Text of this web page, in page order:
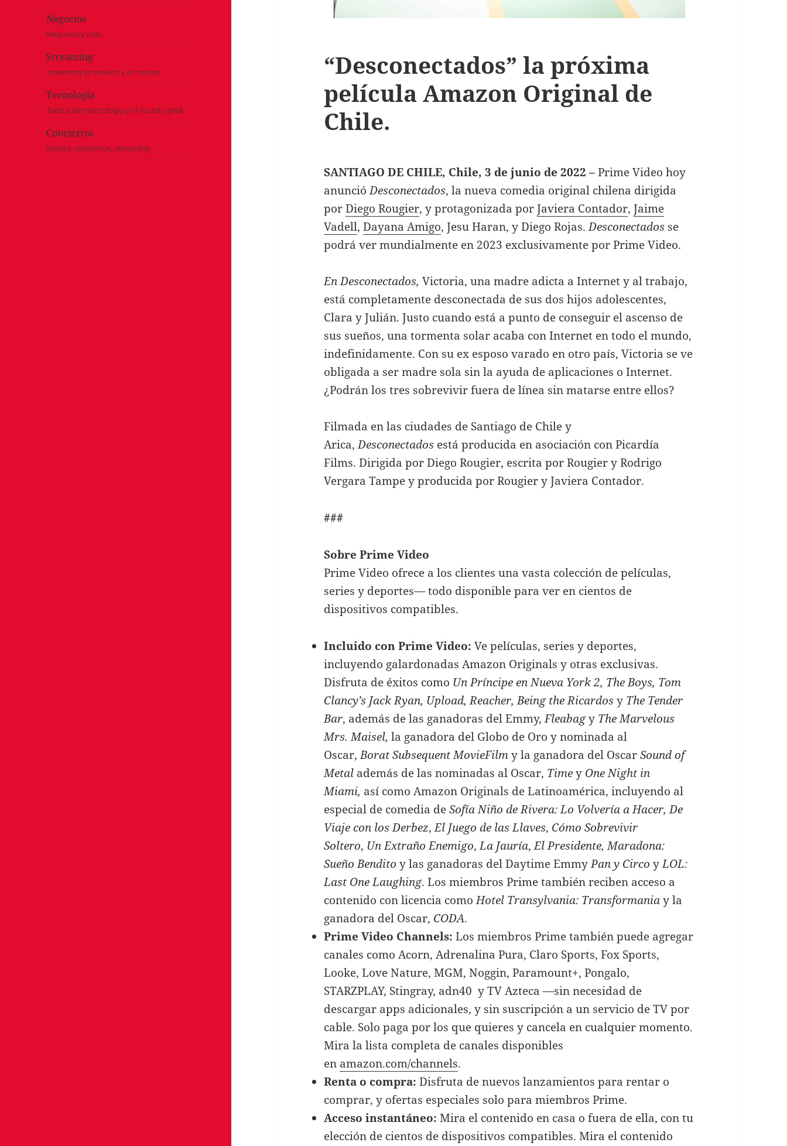
Negocios
Negocios y mas
Streaming
streaming en mexico y el mundo
Tecnología
Todo sobre tecnología y el mundo geek
Conciertos
Música, conciertos, streaming
“Desconectados” la próxima
película Amazon Original de
Chile.
SANTIAGO DE CHILE, Chile, 3 de junio de 2022 –Prime Video hoy
anuncióDesconectados, la nueva comedia original chilena dirigida
porDiego Rougier, y protagonizada porJaviera Contador,Jaime
Vadell,Dayana Amigo, Jesu Haran, y Diego Rojas.Desconectados se
podrá ver mundialmente en 2023 exclusivamente por Prime Video.
En Desconectados,Victoria, una madre adicta a Internet y al trabajo,
está completamente desconectada de sus dos hijos adolescentes,
Clara y Julián. Justo cuando está a punto de conseguir el ascenso de
sus sueños, una tormenta solar acaba con Internet en todo el mundo,
indefinidamente. Con su ex esposo varado en otro país, Victoria se ve
obligada a ser madre sola sin la ayuda de aplicaciones o Internet.
¿Podrán los tres sobrevivir fuera de línea sin matarse entre ellos?
Filmada en las ciudades de Santiago de Chile y
Arica,Desconectados está producida en asociación con Picardía
Films. Dirigida por Diego Rougier, escrita por Rougier y Rodrigo
Vergara Tampe y producida por Rougier y Javiera Contador.
###
Sobre Prime Video
Prime Video ofrece a los clientes una vasta colección de películas,
series y deportes— todo disponible para ver en cientos de
dispositivos compatibles.
Incluido con Prime Video: Ve películas, series y deportes,
incluyendo galardonadas Amazon Originals y otras exclusivas.
Disfruta de éxitos como Un Príncipe en Nueva York 2, The Boys, Tom
Clancy’s Jack Ryan, Upload, Reacher, Being the Ricardosy The Tender
Bar, además de las ganadoras del Emmy,Fleabagy The Marvelous
Mrs. Maisel,la ganadora del Globo de Oro y nominada al
Oscar,Borat Subsequent MovieFilmy la ganadora del OscarSound of
Metal además de las nominadas al Oscar, Timey One Night in
Miami, así como Amazon Originals de Latinoamérica, incluyendo al
especial de comedia deSofía Niño de Rivera: Lo Volvería a Hacer, De
Viaje con los Derbez,El Juego de las Llaves, Cómo Sobrevivir
Soltero, Un Extraño Enemigo,La Jauría,El Presidente, Maradona:
Sueño Bendito y las ganadoras del Daytime EmmyPan y Circo yLOL:
Last One Laughing. Los miembros Prime también reciben acceso a
contenido con licencia comoHotel Transylvania: Transformaniay la
ganadora del Oscar, CODA.
Prime Video Channels:Los miembros Prime también puede agregar
canales como Acorn, Adrenalina Pura, Claro Sports, Fox Sports,
Looke, Love Nature, MGM, Noggin, Paramount+, Pongalo,
STARZPLAY, Stingray, adn40 y TV Azteca —sin necesidad de
descargar apps adicionales, y sin suscripción a un servicio de TV por
cable. Solo paga por los que quieres y cancela en cualquier momento.
Mira la lista completa de canales disponibles
en amazon.com/channels.
Renta o compra: Disfruta de nuevos lanzamientos para rentar o
comprar, y ofertas especiales solo para miembros Prime.
Acceso instantáneo: Mira el contenido en casa o fuera de ella, con tu
elección de cientos de dispositivos compatibles. Mira el contenido